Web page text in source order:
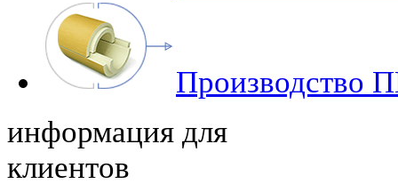
Производство
информация для
клиентов